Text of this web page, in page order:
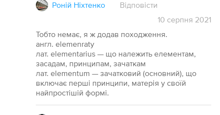
Роній Ніхтенко
Відповісти
10 серпня 2021
Тобто немає, я ж додав походження.
англ. elemenraty
лат. elementarius — що належить елементам,
засадам, принципам, зачаткам
лат. elementum — зачатковий (основний), що
включає перші принципи, матерія у своїй
найпростішій формі.